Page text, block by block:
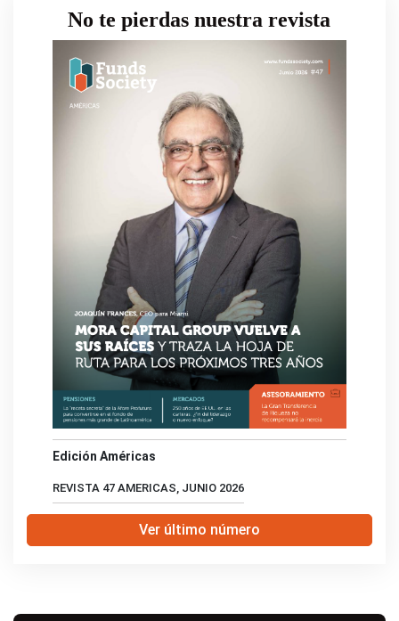
No te pierdas nuestra revista
Edición Américas
REVISTA 47 AMERICAS, JUNIO 2026
Ver último número